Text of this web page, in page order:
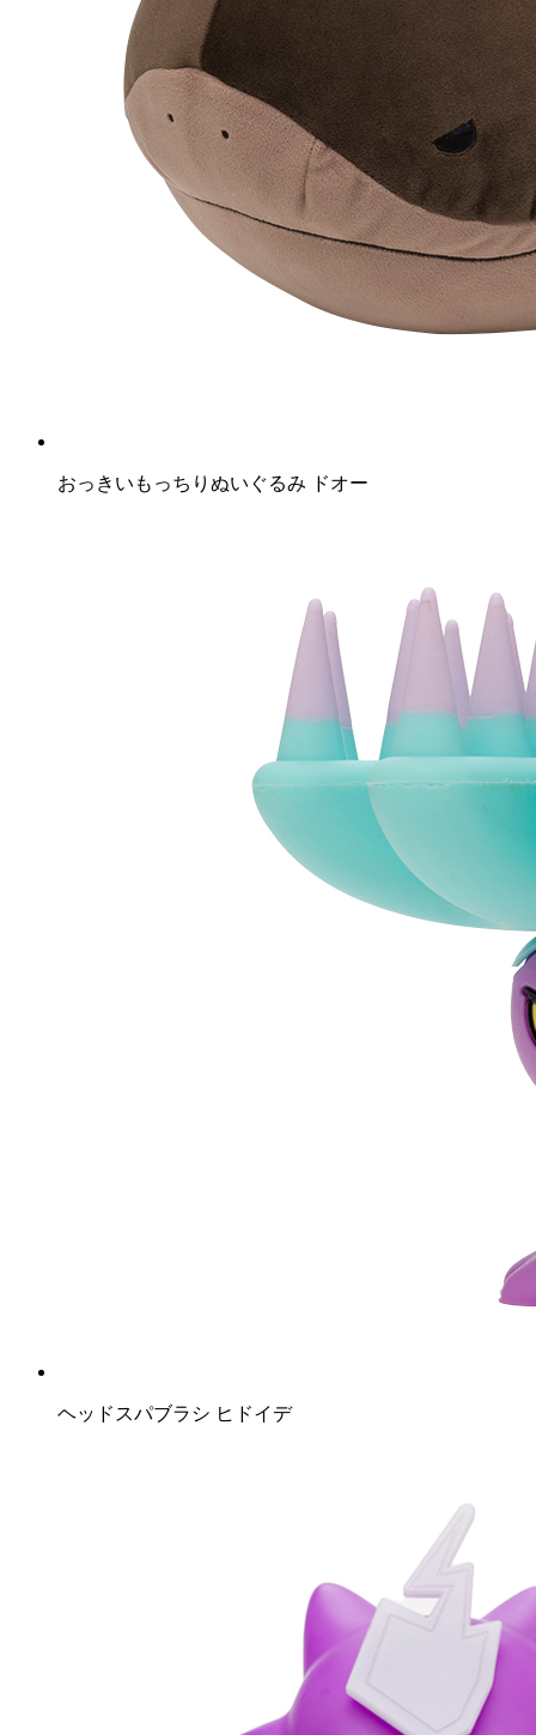
おっきいもっちりぬいぐるみ ドオー
ヘッドスパブラシ ヒドイデ